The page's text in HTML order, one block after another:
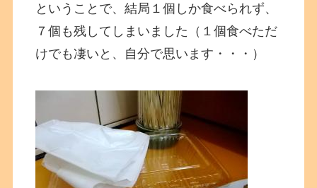
ということで、結局１個しか食べられず、
７個も残してしまいました（１個食べただ
けでも凄いと、自分で思います・・・）